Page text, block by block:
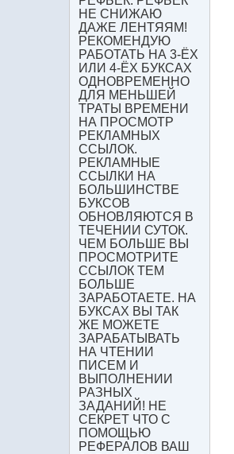
НЕ СНИЖАЮ
ДАЖЕ ЛЕНТЯЯМ!
РЕКОМЕНДУЮ
РАБОТАТЬ НА 3-ЁХ
ИЛИ 4-ЁХ БУКСАХ
ОДНОВРЕМЕННО
ДЛЯ МЕНЬШЕЙ
ТРАТЫ ВРЕМЕНИ
НА ПРОСМОТР
РЕКЛАМНЫХ
ССЫЛОК.
РЕКЛАМНЫЕ
ССЫЛКИ НА
БОЛЬШИНСТВЕ
БУКСОВ
ОБНОВЛЯЮТСЯ В
ТЕЧЕНИИ СУТОК.
ЧЕМ БОЛЬШЕ ВЫ
ПРОСМОТРИТЕ
ССЫЛОК ТЕМ
БОЛЬШЕ
ЗАРАБОТАЕТЕ. НА
БУКСАХ ВЫ ТАК
ЖЕ МОЖЕТЕ
ЗАРАБАТЫВАТЬ
НА ЧТЕНИИ
ПИСЕМ И
ВЫПОЛНЕНИИ
РАЗНЫХ
ЗАДАНИЙ! НЕ
СЕКРЕТ ЧТО С
ПОМОЩЬЮ
РЕФЕРАЛОВ ВАШ